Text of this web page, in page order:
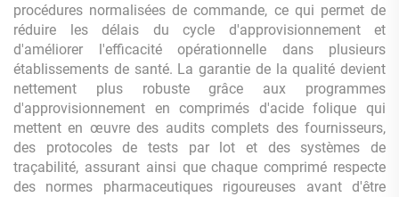
procédures normalisées de commande, ce qui permet de
réduire les délais du cycle d'approvisionnement et
d'améliorer l'efficacité opérationnelle dans plusieurs
établissements de santé. La garantie de la qualité devient
nettement plus robuste grâce aux programmes
d'approvisionnement en comprimés d'acide folique qui
mettent en œuvre des audits complets des fournisseurs,
des protocoles de tests par lot et des systèmes de
traçabilité, assurant ainsi que chaque comprimé respecte
des normes pharmaceutiques rigoureuses avant d'être